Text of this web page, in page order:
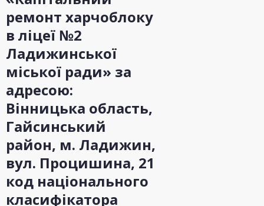
ремонт харчоблоку
в ліцеї №2
Ладижинської
міської ради» за
адресою:
Вінницька область,
Гайсинський
район, м. Ладижин,
вул. Процишина, 21
код національного
класифікатора